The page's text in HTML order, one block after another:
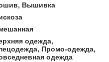
Вышивка
одежда,
Промо-одежда,
одежда